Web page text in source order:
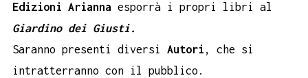
Edizioni Arianna esporrà i propri libri al
Giardino dei Giusti.
Saranno presenti diversi Autori , che si
intratterranno con il pubblico.